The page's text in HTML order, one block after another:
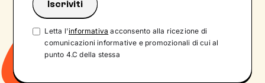
Letta l'informativa acconsento alla ricezione di
comunicazioni informative e promozionali di cui al
punto 4.C della stessa